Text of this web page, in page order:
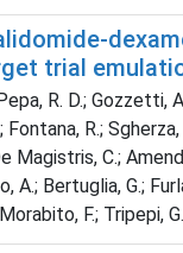
trial
R. D.; Gozzetti,
R.;
Magistris, C.;
A.; Bertuglia, G.;
F.; Tripepi,